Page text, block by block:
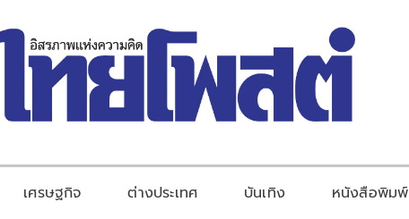
เศรษฐกิจ ต่างประเทศ บันเทิง หนังสือพิมพ์